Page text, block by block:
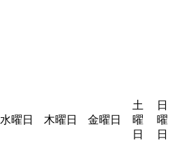
水曜日 木曜日 金曜日
土
曜
日
日
曜
日